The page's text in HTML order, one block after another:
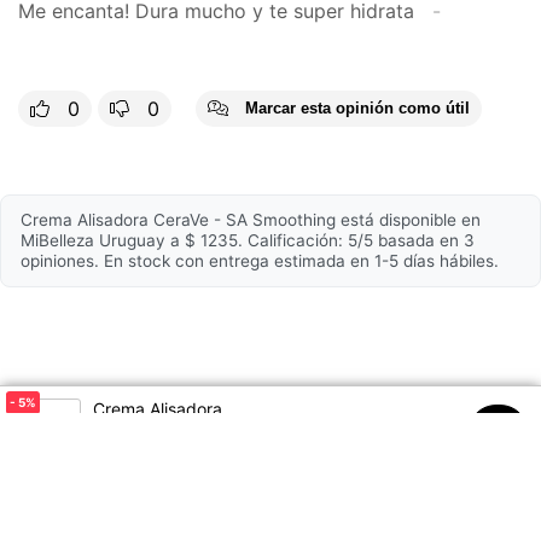
- 5%
Crema Alisadora
Principales ingredientes
tres ceramidas esenciales,
ácido hialuránico,
niacinamida
Me encanta! Dura mucho y te super hidrata
0 0 Marcar esta opinión como útil
Crema Alisadora CeraVe - SA Smoothing está disponible en
MiBelleza Uruguay a $ 1235. Calificación: 5/5 basada en 3
opiniones. En stock con entrega estimada en 1-5 días hábiles.